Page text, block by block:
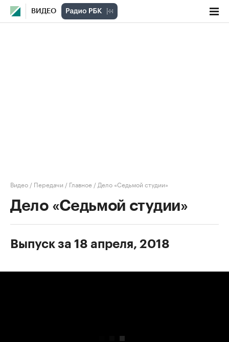
ВИДЕО
Видео / Передачи / Главное / Дело «Седьмой студии»
Дело «Седьмой студии»
Выпуск за 18 апреля, 2018